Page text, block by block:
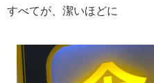
すべてが、潔いほどに